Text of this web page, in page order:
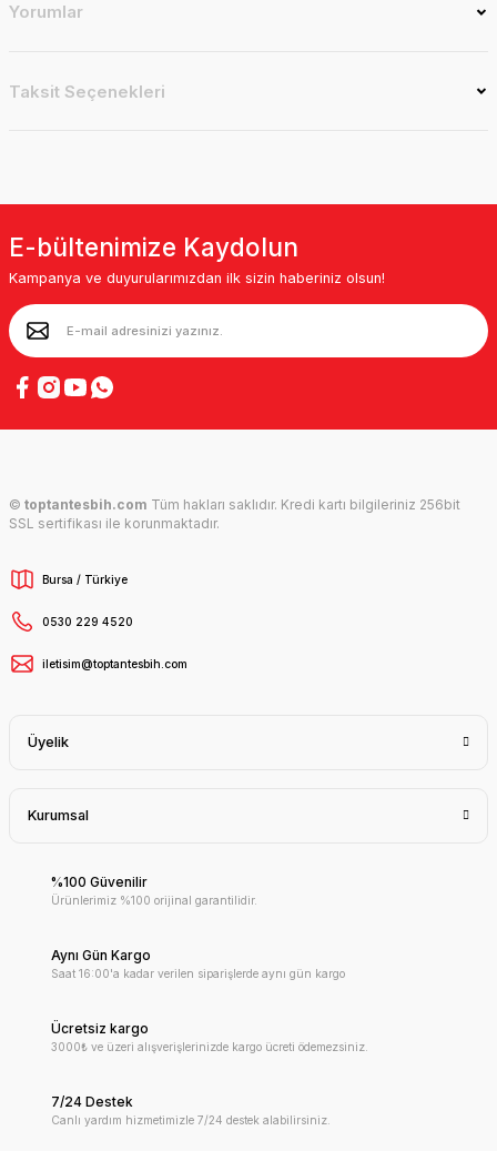
Yorumlar
Taksit Seçenekleri
E-bültenimize Kaydolun
Kampanya ve duyurularımızdan ilk sizin haberiniz olsun!
© toptantesbih.com Tüm hakları saklıdır. Kredi kartı bilgileriniz 256bit
SSL sertifikası ile korunmaktadır.
Bursa / Türkiye
0530 229 4520
iletisim@toptantesbih.com
Üyelik
Kurumsal
%100 Güvenilir
Ürünlerimiz %100 orijinal garantilidir.
Aynı Gün Kargo
Saat 16:00'a kadar verilen siparişlerde aynı gün kargo
Ücretsiz kargo
3000₺ ve üzeri alışverişlerinizde kargo ücreti ödemezsiniz.
7/24 Destek
Canlı yardım hizmetimizle 7/24 destek alabilirsiniz.